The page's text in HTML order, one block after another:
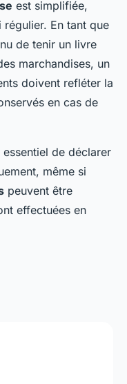
est simplifiée,
régulier. En tant que
de tenir un livre
marchandises, un
doivent refléter la
en cas de
de déclarer
même si
peuvent être
effectuées en